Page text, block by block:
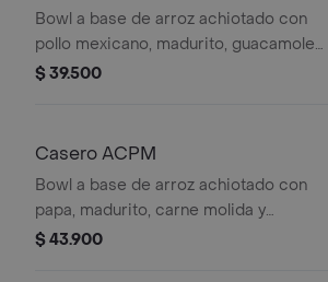
Bowl a base de arroz achiotado con
pollo mexicano, madurito, guacamole
y fríjoles negros. *Producto
$ 39.500
Casero ACPM
Bowl a base de arroz achiotado con
papa, madurito, carne molida y
guacamole.
$ 43.900